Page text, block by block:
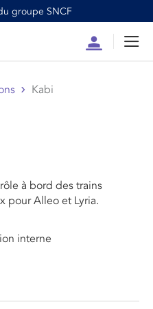
groupe SNCF
Compte
Kabi
à bord des trains
pour Alleo et Lyria.
interne